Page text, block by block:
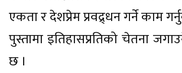
एकता र देशप्रेम प्रवद्र्धन गर्ने काम
पुस्तामा इतिहासप्रतिको चेतना
छ ।